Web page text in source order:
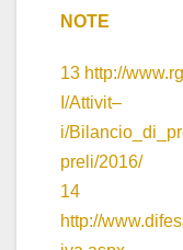
NOTE
13 http://
I/Attivit–
i/
preli/2016/
14
http://